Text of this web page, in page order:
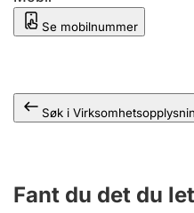
Se mobilnummer
Søk i
Fant du det du